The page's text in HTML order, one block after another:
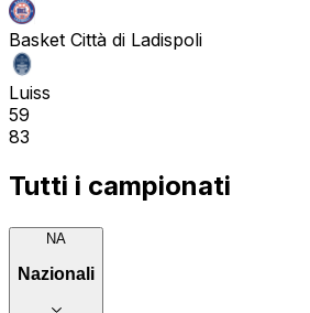
Basket Città di Ladispoli
Luiss
59
83
Tutti i campionati
NA
Nazionali